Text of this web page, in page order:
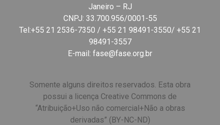
Janeiro – RJ
CNPJ: 33.700.956/0001-55
Tel:+55 21 2536-7350 / +55 21 98491-3550/ +55 21
98491-3557
E-mail: fase@fase.org.br
Somente alguns direitos reservados. Esta obra
possui a licença Creative Commons de
“Atribuição+Uso não comercial+Não a obras
derivadas” (BY-NC-ND)